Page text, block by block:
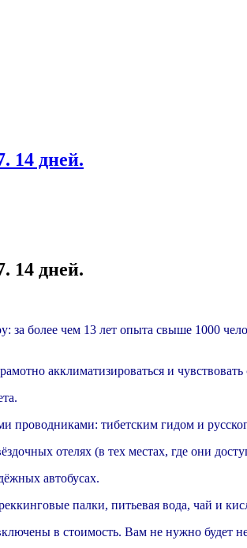
14 дней.
14 дней.
за более чем 13 лет опыта свыше 1000
акклиматизироваться и чувствовать
проводниками: тибетским гидом и
отелях (в тех местах, где они
автобусах.
палки, питьевая вода, чай и
в стоимость. Вам не нужно будет